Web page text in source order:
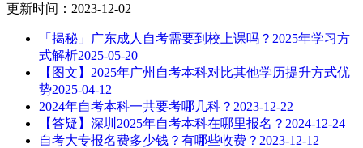
更新时间：2023-12-02
「揭秘」广东成人自考需要到校上课吗？2025年学习方
式解析2025-05-20
【图文】2025年广州自考本科对比其他学历提升方式优
势2025-04-12
2024年自考本科一共要考哪几科？ 2023-12-22
【答疑】深圳2025年自考本科在哪里报名？ 2024-12-24
自考大专报名费多少钱？有哪些收费？ 2023-12-12